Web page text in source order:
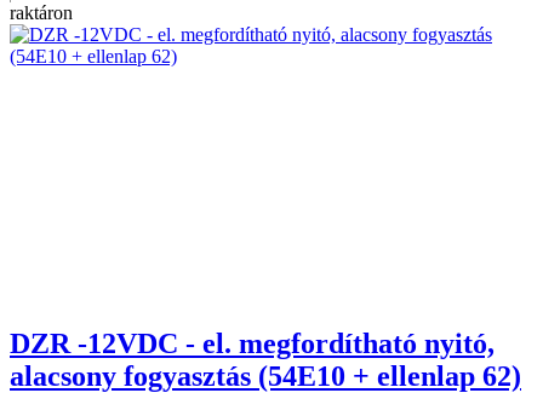
+
raktáron
DZR -12VDC - el. megfordítható nyitó,
alacsony fogyasztás (54E10 + ellenlap 62)